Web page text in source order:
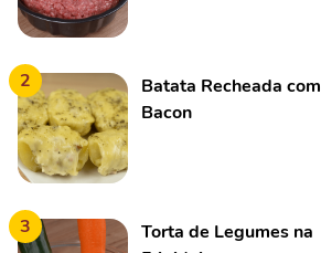
2
Batata Recheada com
Bacon
3
Torta de Legumes na